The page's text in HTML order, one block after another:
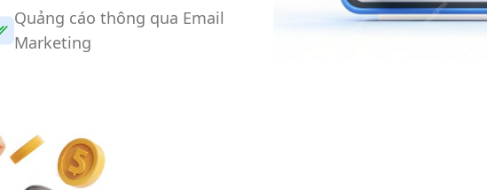
Quảng cáo thông qua Email
Marketing